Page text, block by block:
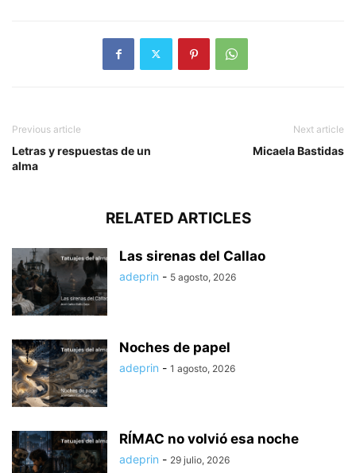
Previous article
Letras y respuestas de un
alma
Next article
Micaela Bastidas
RELATED ARTICLES
Las sirenas del Callao
adeprin - 5 agosto, 2026
Noches de papel
adeprin - 1 agosto, 2026
RÍMAC no volvió esa noche
adeprin - 29 julio, 2026